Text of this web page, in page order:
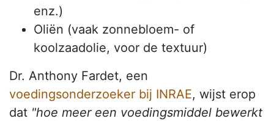
enz.)
Oliën (vaak zonnebloem- of
koolzaadolie, voor de textuur)
Dr. Anthony Fardet, een
voedingsonderzoeker bij INRAE, wijst erop
dat "hoe meer een voedingsmiddel bewerkt